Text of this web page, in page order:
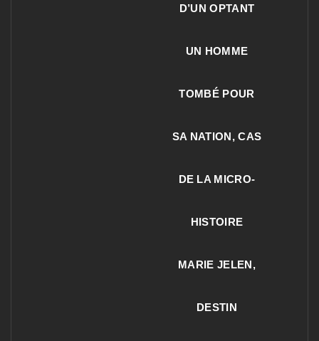
D’UN OPTANT
UN HOMME
TOMBÉ POUR
SA NATION, CAS
DE LA MICRO-
HISTOIRE
MARIE JELEN,
DESTIN